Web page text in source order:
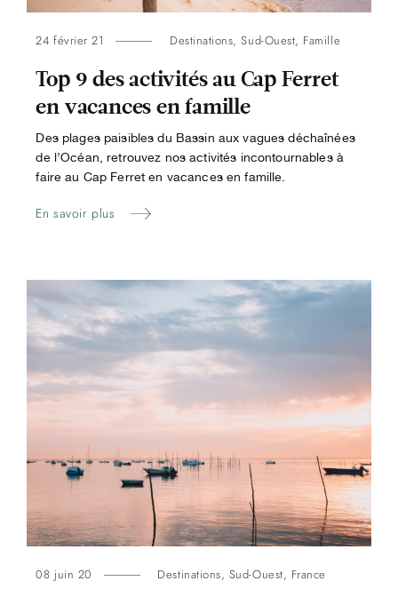
24 février 21 Destinations,Sud-Ouest, Famille
Top 9 des activités au Cap Ferret
en vacances en famille
Des plages paisibles du Bassin aux vagues déchaînées
de l’Océan, retrouvez nos activités incontournables à
faire au Cap Ferret en vacances en famille.
En savoir plus
08 juin 20 Destinations, Sud-Ouest, France